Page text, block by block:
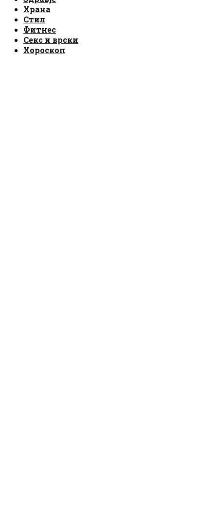
Храна
Стил
Фитнес
Секс и врски
Хороскоп